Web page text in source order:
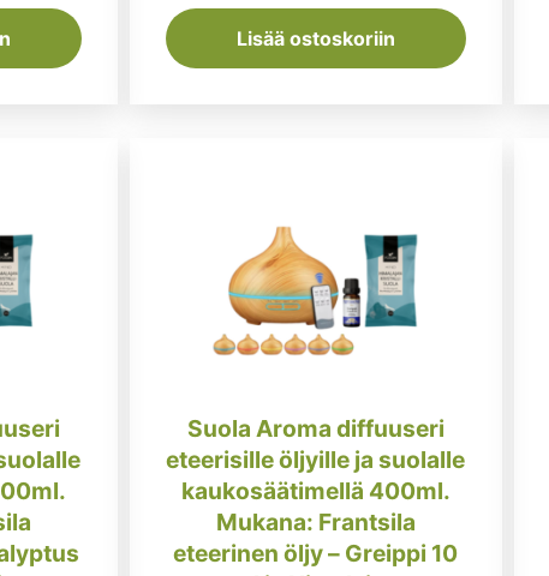
Lisää ostoskoriin
Suola Aroma diffuuseri
eteerisille öljyille ja suolalle
kaukosäätimellä 400ml.
Mukana: Frantsila
eteerinen öljy – Greippi 10